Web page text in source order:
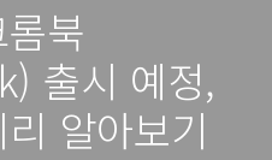
북
출시 예정,
알아보기